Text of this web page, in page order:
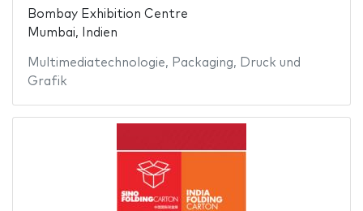
Bombay Exhibition Centre
Mumbai, Indien
Multimediatechnologie, Packaging,
Druck und
Grafik